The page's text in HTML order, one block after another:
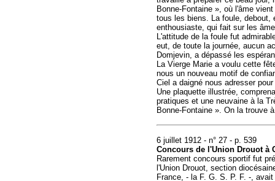
Bonne-Fontaine », où l'âme
tous les biens. La foule, debout,
enthousiaste, qui fait sur les
L'attitude de la foule fut
eut, de toute la journée, aucun
Domjevin, a dépassé les
La Vierge Marie a voulu cette
nous un nouveau motif de
Ciel a daigné nous adresser
Une plaquette illustrée,
pratiques et une neuvaine à la
Bonne-Fontaine ». On la trouve
6 juillet 1912 - n° 27 - p. 539
Concours de l'Union Drouot à
Rarement concours sportif fut
l'Union Drouot, section
France, - la F. G. S. P. F. -,